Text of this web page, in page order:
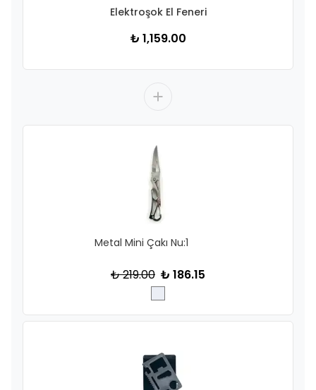
Elektroşok El Feneri
₺ 1,159.00
Metal Mini Çakı Nu:1
₺ 219.00 ₺ 186.15